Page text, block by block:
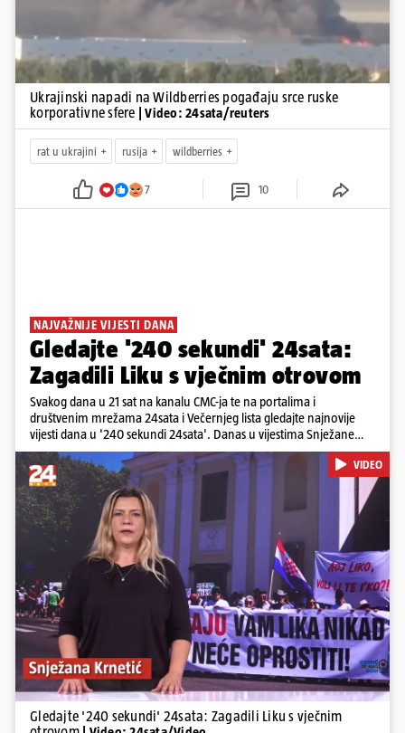
Ukrajinski napadi na Wildberries pogađaju srce ruske
korporativne sfere
| Video: 24sata/reuters
rat u ukrajini rusija wildberries
7 10
NAJVAŽNIJE VIJESTI DANA
Gledajte '240 sekundi' 24sata:
Zagadili Liku s vječnim otrovom
Svakog dana u 21 sat na kanalu CMC-ja te na portalima i
društvenim mrežama 24sata i Večernjeg lista gledajte najnovije
vijesti dana u '240 sekundi 24sata'. Danas u vijestima Snježane
Krnetić: Lika teško zagađena s 37.000 tona opasnog otpada, Troje
poginulih u nesreći u Zagrebu, Uhićen načelnik Svetog Ivana
Žabna, Borba za život Denisa Vejzovića, Krajaču režu ovlasti: Slijedi
otkaz...
Pokretanje videa...
VIDEO
Gledajte '240 sekundi' 24sata: Zagadili Liku s vječnim